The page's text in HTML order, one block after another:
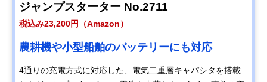
ジャンプスターター No.2711
税込み23,200円（Amazon）
農耕機や小型船舶のバッテリーにも対応
4通りの充電方式に対応した、電気二重層キャパシタを搭載